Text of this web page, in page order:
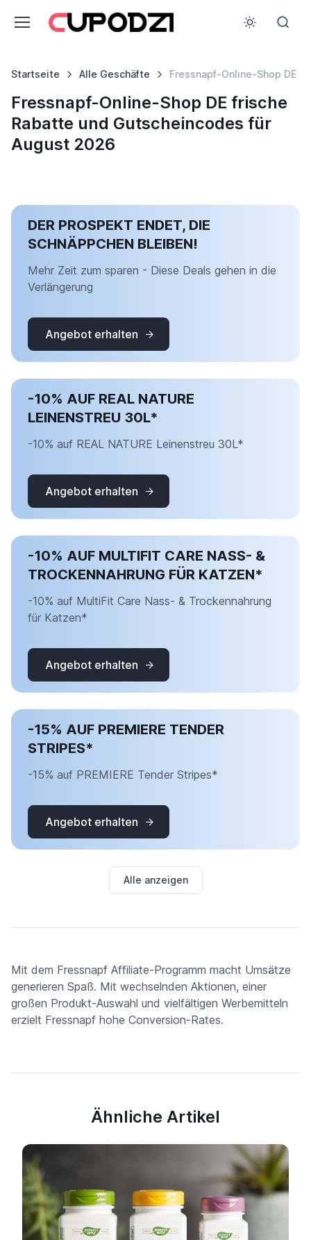
Startseite Alle Geschäfte Fressnapf-Online-Shop DE
Fressnapf-Online-Shop DE frische
Rabatte und Gutscheincodes für
August 2026
DER PROSPEKT ENDET, DIE
SCHNÄPPCHEN BLEIBEN!
Mehr Zeit zum sparen - Diese Deals gehen in die
Verlängerung
Angebot erhalten
-10% AUF REAL NATURE
LEINENSTREU 30L*
-10% auf REAL NATURE Leinenstreu 30L*
Angebot erhalten
-10% AUF MULTIFIT CARE NASS- &
TROCKENNAHRUNG FÜR KATZEN*
-10% auf MultiFit Care Nass- & Trockennahrung
für Katzen*
Angebot erhalten
-15% AUF PREMIERE TENDER
STRIPES*
-15% auf PREMIERE Tender Stripes*
Angebot erhalten
Alle anzeigen
Mit dem Fressnapf Affiliate-Programm macht Umsätze
generieren Spaß. Mit wechselnden Aktionen, einer
großen Produkt-Auswahl und vielfältigen Werbemitteln
erzielt Fressnapf hohe Conversion-Rates.
Ähnliche Artikel